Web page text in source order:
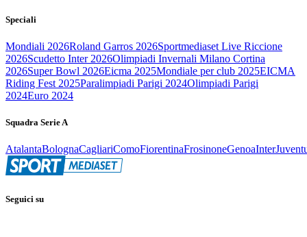
Speciali
Mondiali 2026Roland Garros 2026Sportmediaset Live Riccione
2026Scudetto Inter 2026Olimpiadi Invernali Milano Cortina
2026Super Bowl 2026Eicma 2025Mondiale per club 2025EICMA
Riding Fest 2025Paralimpiadi Parigi 2024Olimpiadi Parigi
2024Euro 2024
Squadra Serie A
AtalantaBolognaCagliariComoFiorentinaFrosinoneGenoaInter
Seguici su